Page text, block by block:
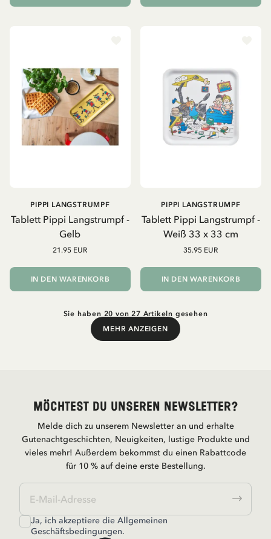
Tablett Pippi Langstrumpf -
Gelb
PIPPI LANGSTRUMPF
21.95 EUR
IN DEN WARENKORB
Tablett Pippi Langstrumpf -
Weiß 33 x 33 cm
PIPPI LANGSTRUMPF
35.95 EUR
IN DEN WARENKORB
Sie haben 20 von 27 Artikeln gesehen
MEHR ANZEIGEN
Mehr anzeigen
Möchtest du unseren Newsletter?
Melde dich zu unserem Newsletter an und erhalte
Gutenachtgeschichten, Neuigkeiten, lustige Produkte und
vieles mehr! Außerdem bekommst du einen Rabattcode
für 10 % auf deine erste Bestellung.
Ja, ich akzeptiere dieAllgemeinen
Geschäftsbedingungen.